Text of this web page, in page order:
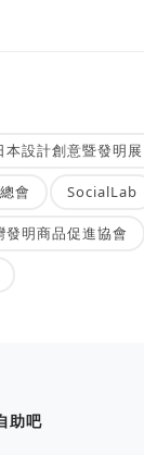
本設計創意暨發明展
會 SocialLab
發明商品促進協會
助吧